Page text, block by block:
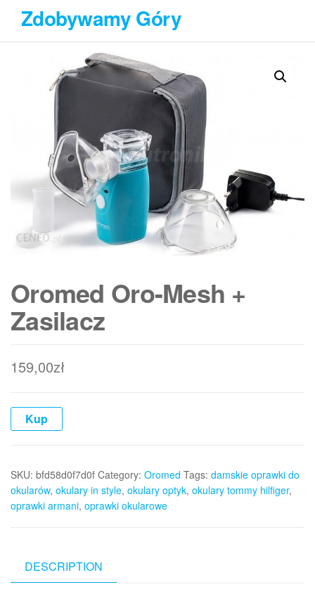
Przejdź
treści
Zdobywamy Góry
Oromed Oro-Mesh +
Zasilacz
159,00zł
Kup
SKU: bfd58d0f7d0f Category: Oromed Tags: damskie oprawki do
okularów, okulary in style, okulary optyk, okulary tommy hilfiger,
oprawki armani, oprawki okularowe
DESCRIPTION